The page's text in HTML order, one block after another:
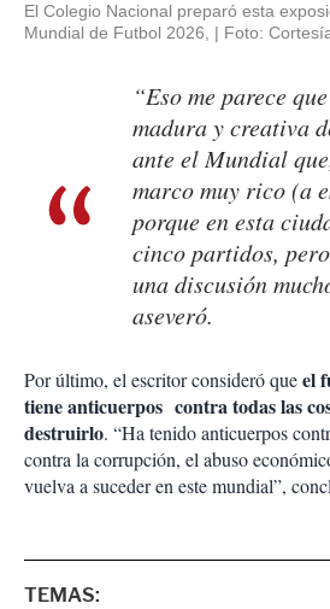
El Colegio Nacional preparó esta
Mundial de Futbol 2026,
Foto:
“Eso me parece
madura y creativa
ante el Mundial
marco muy rico (a
porque en esta
cinco partidos,
una discusión
aseveró.
Por último, el escritor consideró queel
tiene anticuerpos contra todas las
destruirlo. “Ha tenido anticuerpos
contra la corrupción, el abuso
vuelva a suceder en este mundial”,
TEMAS: